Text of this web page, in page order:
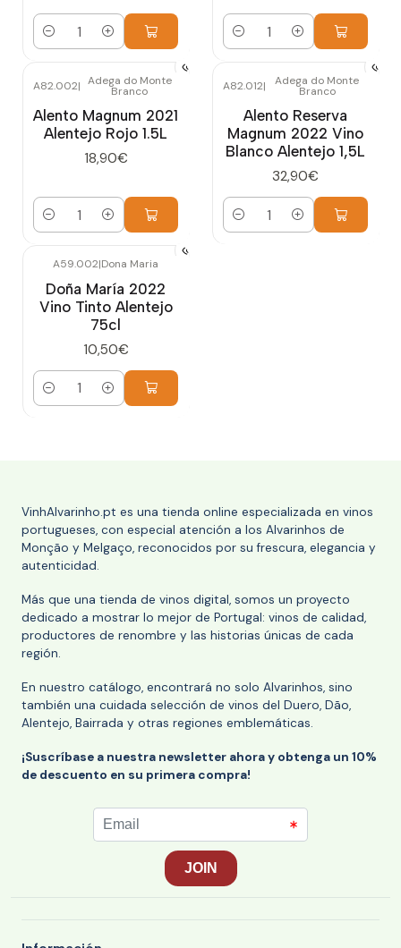
Cantidad Cantidad
A82.002| Adega do Monte
Branco
Alento Magnum 2021
Alentejo Rojo 1.5L
18,90€
Cantidad
A82.012| Adega do Monte
Branco
Alento Reserva
Magnum 2022 Vino
Blanco Alentejo 1,5L
32,90€
Cantidad
A59.002|Dona Maria
Doña María 2022
Vino Tinto Alentejo
75cl
10,50€
Cantidad
VinhAlvarinho.pt es una tienda online especializada en vinos
portugueses, con especial atención a los Alvarinhos de
Monção y Melgaço, reconocidos por su frescura, elegancia y
autenticidad.
Más que una tienda de vinos digital, somos un proyecto
dedicado a mostrar lo mejor de Portugal: vinos de calidad,
productores de renombre y las historias únicas de cada
región.
En nuestro catálogo, encontrará no solo Alvarinhos, sino
también una cuidada selección de vinos del Duero, Dão,
Alentejo, Bairrada y otras regiones emblemáticas.
¡Suscríbase a nuestra newsletter ahora y obtenga un 10%
de descuento en su primera compra!